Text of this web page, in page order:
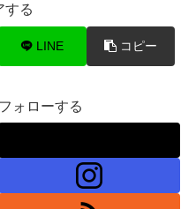
する
LINE コピー
ォローする